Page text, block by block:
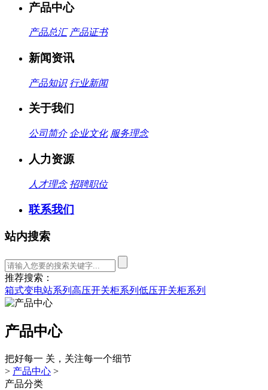
产品中心
产品总汇 产品证书
新闻资讯
产品知识 行业新闻
关于我们
公司简介 企业文化 服务理念
人力资源
人才理念 招聘职位
联系我们
站内搜索
推荐搜索：
箱式变电站系列 高压开关柜系列 低压开关柜系列
产品中心
把好每一 关，关注每一个细节
> 产品中心 >
产品分类